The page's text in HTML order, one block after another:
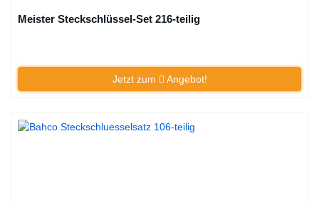
Meister Steckschlüssel-Set 216-teilig
Jetzt zum Angebot!